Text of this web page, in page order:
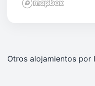
Otros alojamientos por